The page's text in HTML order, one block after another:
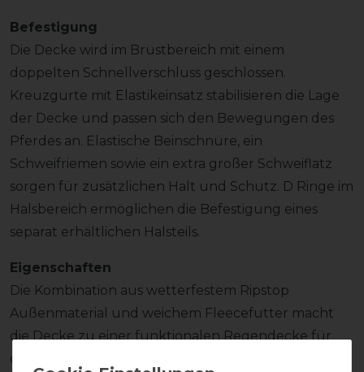
Befestigung
Die Decke wird im Brustbereich mit einem
doppelten Schnellverschluss geschlossen.
Kreuzgurte mit Elastikeinsatz stabilisieren die Lage
der Decke und passen sich den Bewegungen des
Pferdes an. Elastische Beinschnüre, ein
Schweifriemen sowie ein extra großer Schweiflatz
sorgen für zusätzlichen Halt und Schutz. D Ringe im
Halsbereich ermöglichen die Befestigung eines
separat erhältlichen Halsteils.
Eigenschaften
Die Kombination aus wetterfestem Ripstop
Außenmaterial und weichem Fleecefutter macht
die Decke zu einer funktionalen Regendecke für
den Einsatz an kühleren Sommertagen. Schwarze